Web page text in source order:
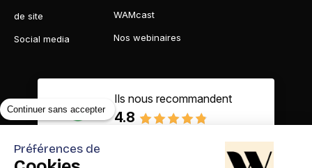
de site
Social media
WAMcast
Nos webinaires
Ils nous recommandent
4.8
Continuer sans accepter
Préférences de